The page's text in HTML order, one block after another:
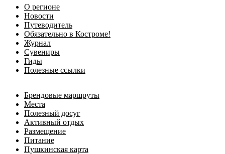
О регионе
Новости
Путеводитель
Обязательно в Костроме!
Журнал
Сувениры
Гиды
Полезные ссылки
Брендовые маршруты
Места
Полезный досуг
Активный отдых
Размещение
Питание
Пушкинская карта